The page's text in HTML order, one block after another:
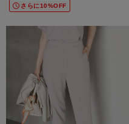
さらに10%OFF